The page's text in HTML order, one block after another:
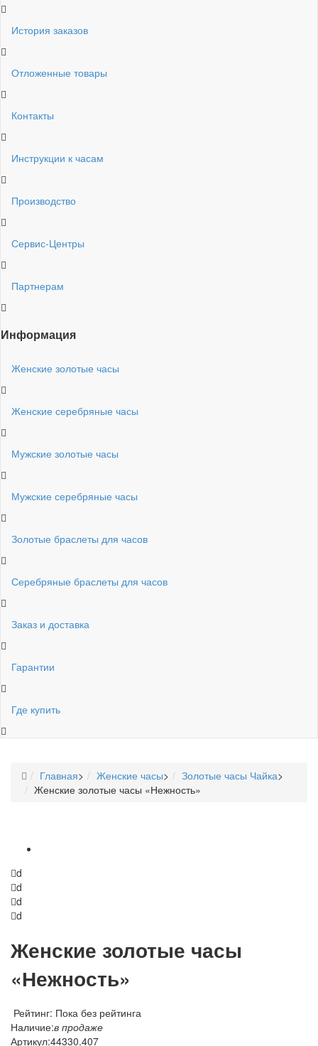
История заказов
Отложенные товары
Контакты
Инструкции к часам
Производство
Сервис-Центры
Партнерам
Информация
Женские золотые часы
Женские серебряные часы
Мужские золотые часы
Мужские серебряные часы
Золотые браслеты для часов
Серебряные браслеты для часов
Заказ и доставка
Гарантии
Где купить
Главная> Женские часы> Золотые часы Чайка>
Женские золотые часы «Нежность»
d
d
d
d
Женские золотые часы
«Нежность»
Рейтинг: Пока без рейтинга
Наличие:в продаже
Артикул:44330.407